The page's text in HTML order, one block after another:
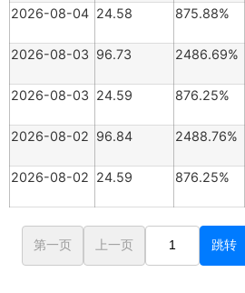
2026-08-04 24.58 875.88%
2026-08-03 96.73 2486.69%
2026-08-03 24.59 876.25%
2026-08-02 96.84 2488.76%
2026-08-02 24.59 876.25%
第一页 上一页 跳转